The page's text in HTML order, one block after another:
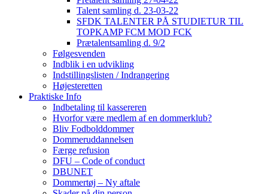
Talent samling d. 23-03-22
SFDK TALENTER PÅ STUDIETUR TIL
TOPKAMP FCM MOD FCK
Prætalentsamling d. 9/2
Følgesvenden
Indblik i en udvikling
Indstillingslisten / Indrangering
Højesteretten
Praktiske Info
Indbetaling til kassereren
Hvorfor være medlem af en dommerklub?
Bliv Fodbolddommer
Dommeruddannelsen
Færge refusion
DFU – Code of conduct
DBUNET
Dommertøj – Ny aftale